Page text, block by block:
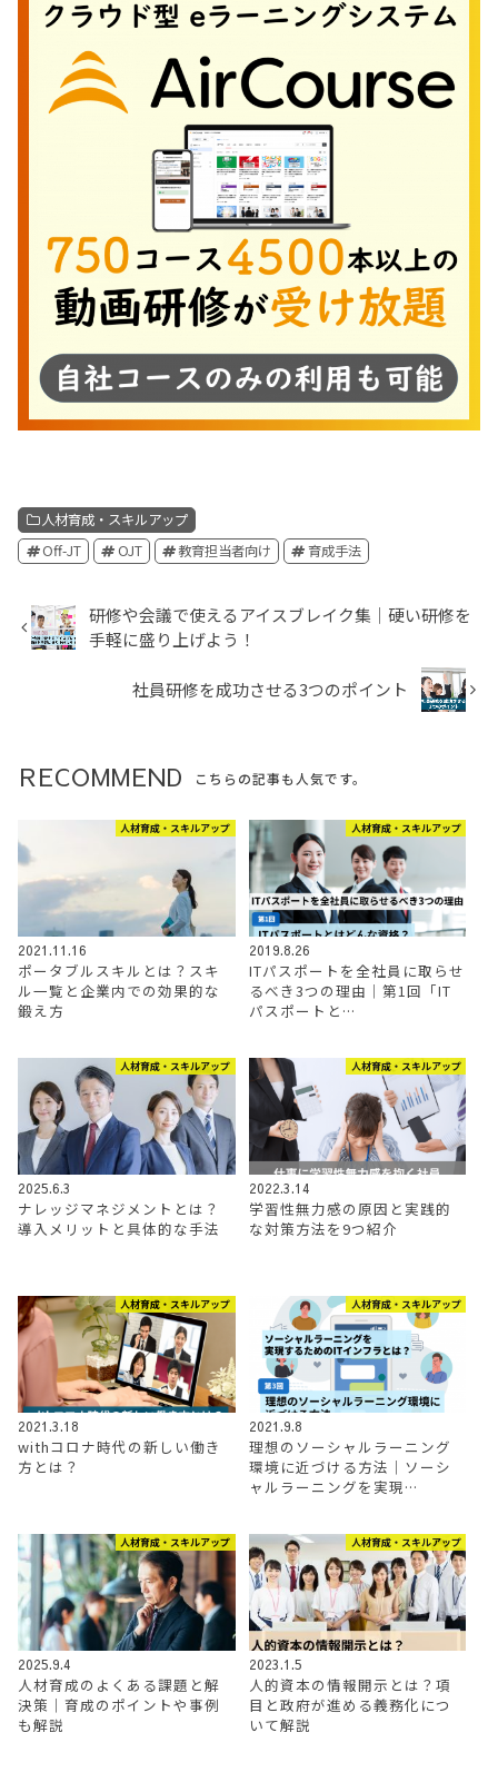
人材育成・スキルアップ
Off-JT
OJT 教育担当者向け 育成手法
研修や会議で使えるアイスブレイク集│硬い研修を
手軽に盛り上げよう！
社員研修を成功させる3つのポイント
RECOMMEND こちらの記事も人気です。
人材育成・スキルアップ
2021.11.16
ポータブルスキルとは？スキ
ル一覧と企業内での効果的な
鍛え方
人材育成・スキルアップ
2019.8.26
ITパスポートを全社員に取らせ
るべき3つの理由│第1回「IT
パスポートと…
人材育成・スキルアップ
2025.6.3
ナレッジマネジメントとは？
導入メリットと具体的な手法
人材育成・スキルアップ
2022.3.14
学習性無力感の原因と実践的
な対策方法を9つ紹介
人材育成・スキルアップ
2021.3.18
withコロナ時代の新しい働き
方とは？
人材育成・スキルアップ
2021.9.8
理想のソーシャルラーニング
環境に近づける方法｜ソーシ
ャルラーニングを実現…
人材育成・スキルアップ
2025.9.4
人材育成のよくある課題と解
決策｜育成のポイントや事例
も解説
人材育成・スキルアップ
2023.1.5
人的資本の情報開示とは？項
目と政府が進める義務化につ
いて解説